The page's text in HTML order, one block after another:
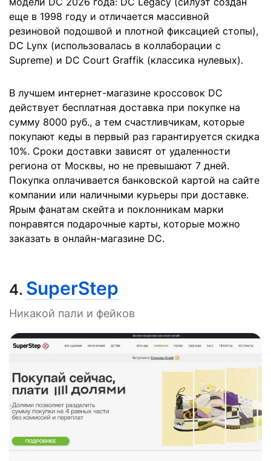
еще в 1998 году и отличается массивной
резиновой подошвой и плотной фиксацией стопы),
DC Lynx (использовалась в коллаборации с
Supreme) и DC Court Graffik (классика нулевых).
В лучшем интернет-магазине кроссовок DC
действует бесплатная доставка при покупке на
сумму 8000 руб., а тем счастливчикам, которые
покупают кеды в первый раз гарантируется скидка
10%. Сроки доставки зависят от удаленности
региона от Москвы, но не превышают 7 дней.
Покупка оплачивается банковской картой на сайте
компании или наличными курьеры при доставке.
Ярым фанатам скейта и поклонникам марки
понравятся подарочные карты, которые можно
заказать в онлайн-магазине DC.
4. SuperStep
Никакой пали и фейков